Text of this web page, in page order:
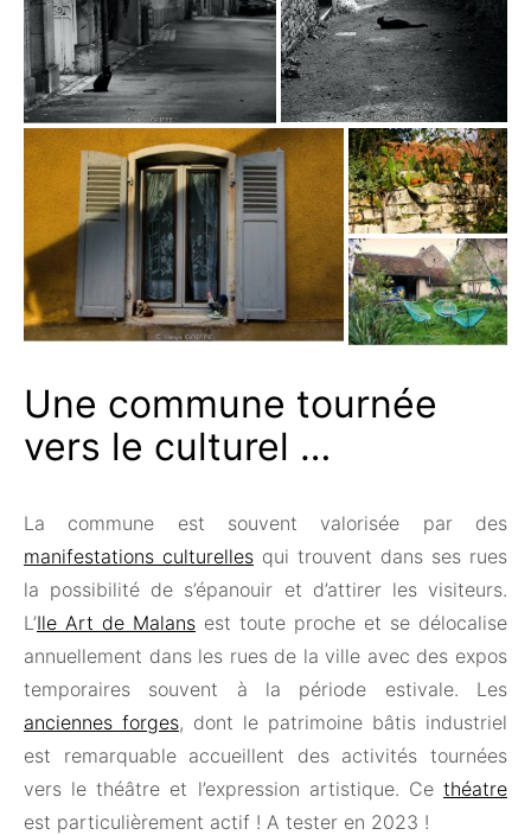
Une commune tournée
vers le culturel …
La commune est souvent valorisée par des
manifestations culturelles qui trouvent dans ses rues
la possibilité de s’épanouir et d’attirer les visiteurs.
L’Ile Art de Malans est toute proche et se délocalise
annuellement dans les rues de la ville avec des expos
temporaires souvent à la période estivale. Les
anciennes forges, dont le patrimoine bâtis industriel
est remarquable accueillent des activités tournées
vers le théâtre et l’expression artistique. Ce théatre
est particulièrement actif ! A tester en 2023 !